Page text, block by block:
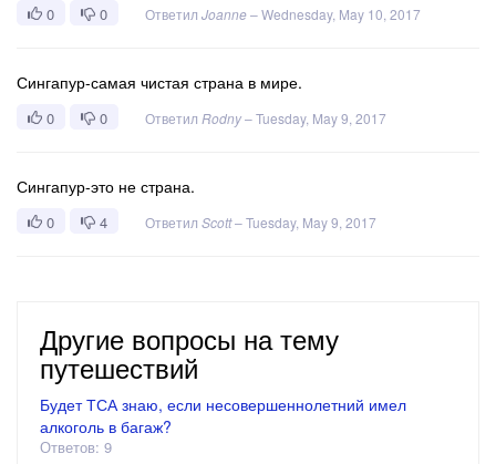
0 0 Ответил Joanne–Wednesday, May 10, 2017
Сингапур-самая чистая страна в мире.
0 0 Ответил Rodny–Tuesday, May 9, 2017
Сингапур-это не страна.
0 4 Ответил Scott–Tuesday, May 9, 2017
Другие вопросы на тему
путешествий
Будет ТСА знаю, если несовершеннолетний имел
алкоголь в багаж?
Ответов: 9